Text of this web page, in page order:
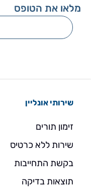
מלאו את הטופס
שירותי אונליין
זימון תורים
שירות ללא כרטיס
בקשת התחייבות
תוצאות בדיקה